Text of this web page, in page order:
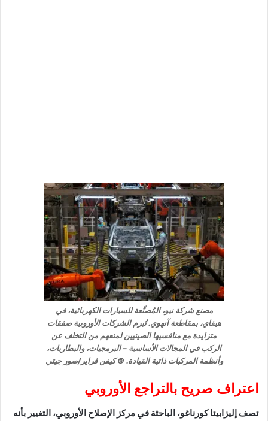
مصنع شركة نيو، المُصنِّعة للسيارات الكهربائية، في
هيفاي، بمقاطعة آنهوي. تُبرم الشركات الأوروبية صفقات
متزايدة مع منافسيها الصينيين لمنعهم من التخلف عن
الركب في المجالات الأساسية – البرمجيات، والبطاريات،
وأنظمة المركبات ذاتية القيادة. © كيفن فراير/صور جيتي
اعتراف صريح بالتراجع الأوروبي
تصف إليزابيتا كورناغو، الباحثة في مركز الإصلاح الأوروبي، التغيير بأنه